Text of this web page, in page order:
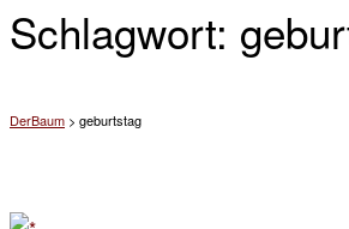
Schlagwort:
DerBaum > geburtstag